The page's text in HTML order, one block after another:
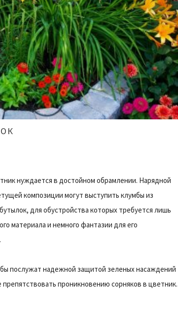
нуждается в достойном обрамлении. Нарядной
композиции могут выступить клумбы из
для обустройства которых требуется лишь
материала и немного фантазии для его
послужат надежной защитой зеленых насаждений
проникновению сорняков в цветник.